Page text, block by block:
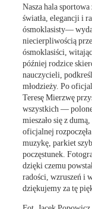
Nasza hala
światła, elegancji i
ósmoklasisty—
niecierpliwością
ósmoklasiści,
później rodzice
nauczycieli,
młodzieży. Po
Teresę Mierzwę
wszystkich —
mieszało się z
oficjalnej
muzykę, parkiet
poczęstunek.
dzięki czemu
radości, wzruszeń i
dziękujemy za tę